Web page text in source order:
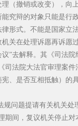
理（撤销或改变），向
能究辩的对象只能是行
律形式。不能是国家立
机关在处理诉愿再诉愿
议”去解释。其《司法
司法院大法官审理案
宪、是否互相抵触）的
问题提请有关机关处
期间，复议机关停止